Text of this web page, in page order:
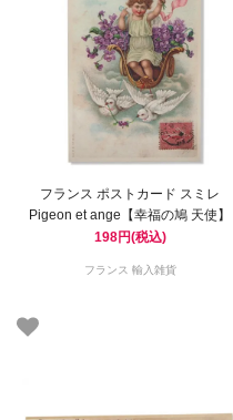
フランス ポストカード スミレ
Pigeon et ange【幸福の鳩 天使】
198円(税込)
フランス 輸入雑貨